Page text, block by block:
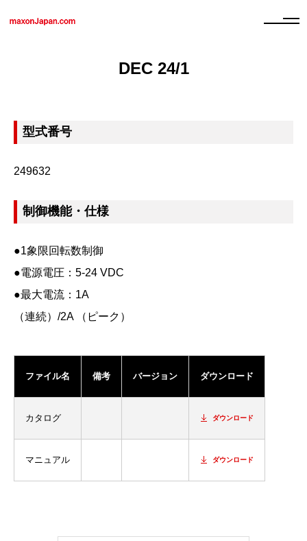
DEC 24/1
型式番号
249632
制御機能・仕様
●1象限回転数制御
●電源電圧：5-24 VDC
●最大電流：1A
（連続）/2A （ピーク）
ファイル名 備考 バージョン ダウンロード
カタログ ダウンロード
マニュアル ダウンロード